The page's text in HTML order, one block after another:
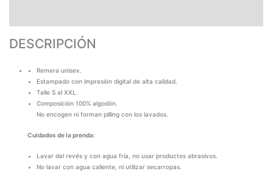
DESCRIPCIÓN
Remera unisex.
Estampado con impresión digital de alta calidad.
Talle S al XXL.
Composición 100% algodón.
No encogen ni forman pilling con los lavados.
Cuidados de la prenda:
Lavar del revés y con agua fría, no usar productos abrasivos.
No lavar con agua caliente, ni utilizar secarropas.